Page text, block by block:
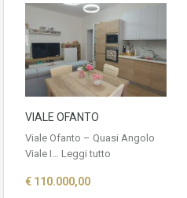
VIALE OFANTO
Viale Ofanto – Quasi Angolo
Viale I… Leggi tutto
€ 110.000,00